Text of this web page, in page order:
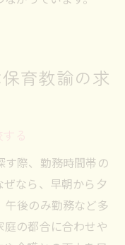
育教諭の求
る
す際、勤務時間帯の
なら、早朝から夕
午後のみ勤務など多
の都合に合わせや